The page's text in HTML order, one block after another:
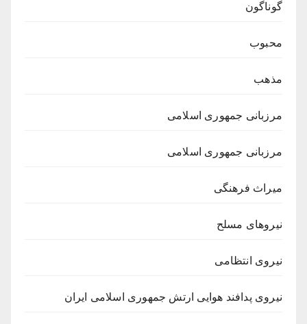
گوناگون
محبوب
مذهب
مرزبانی جمهوری اسلامی
مرزبانی جمهوری اسلامی
میراث فرهنگی
نیروهای مسلح
نیروی انتظامی
نیروی پدافند هوایی ارتش جمهوری اسلامی ایران